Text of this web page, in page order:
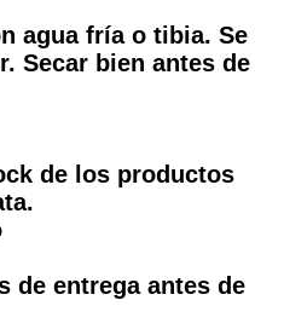
agua fría o tibia. Se
Secar bien antes de
de los productos
de entrega antes de